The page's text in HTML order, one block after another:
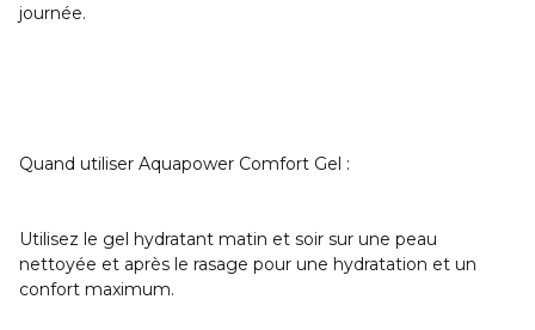
journée.
Quand utiliser Aquapower Comfort Gel :
Utilisez le gel hydratant matin et soir sur une peau
nettoyée et après le rasage pour une hydratation et un
confort maximum.